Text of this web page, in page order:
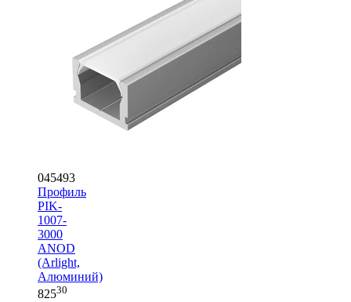
045493
Профиль
PIK-
1007-
3000
ANOD
(Arlight,
Алюминий)
82530